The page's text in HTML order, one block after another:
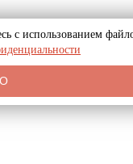
с использованием